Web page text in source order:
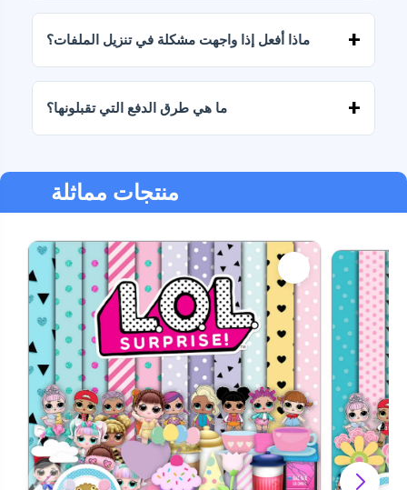
ماذا أفعل إذا واجهت مشكلة في تنزيل الملفات؟
ما هي طرق الدفع التي تقبلونها؟
منتجات مماثلة